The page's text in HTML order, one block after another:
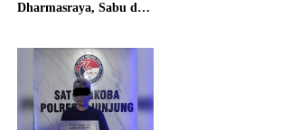
Dharmasraya, Sabu dan